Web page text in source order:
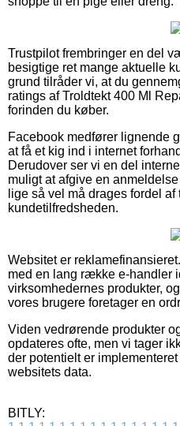
Trustpilot frembringer en del
besigtige ret mange aktuelle
grund tilråder vi, at du
ratings af Troldtekt 400 Ml
forinden du køber.
Facebook medfører lignende
at få et kig ind i internet
Derudover ser vi en del
muligt at afgive en
lige så vel må drages fordel af
kundetilfredsheden.
Websitet er
med en lang række e-handler
virksomhedernes produkter,
vores brugere foretager en
Viden vedrørende produkter
opdateres ofte, men vi tager
der potentielt er
websitets data.
BITLY: